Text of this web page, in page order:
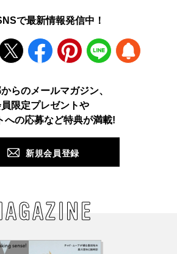
で最新情報発信中！
Facebook Pinterest LINE
らのメールマガジン、
限定プレゼントや
への応募など特典が満載!
新規会員登録